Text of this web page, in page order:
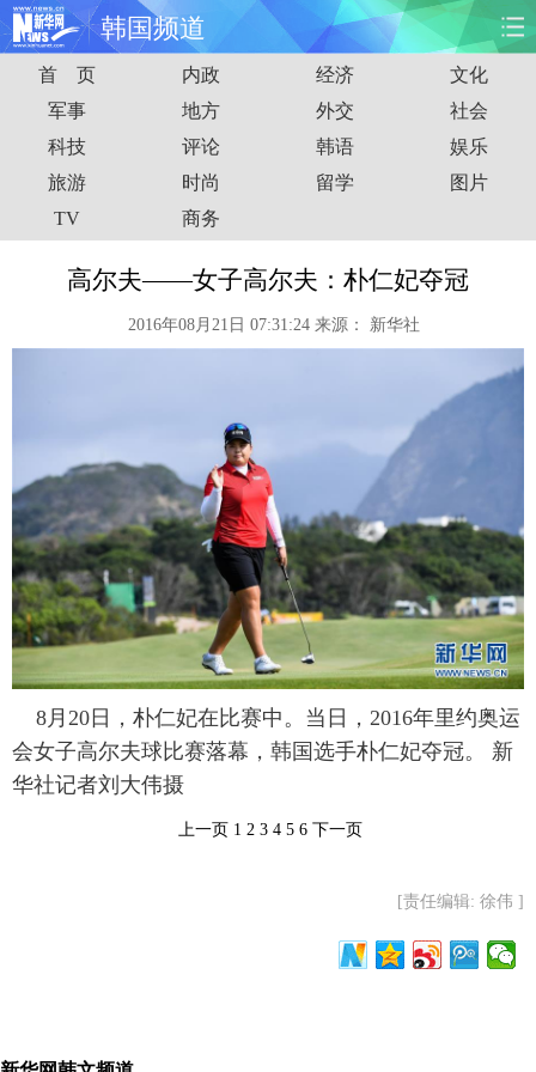
韩国频道
首页 时政 国际 财经
娱乐 体育 人事 教育
时尚 思客
港澳 台湾 华人 汽车
能源 房产
食品
信息化
金融 公益 军事 无人机
富媒体 摄影 新华广播
新华电视中文 新华电视英文 返回PC
首 页 内政 经济
文化
军事
地方 外交
社会
科技
评论 韩语
娱乐
旅游
时尚 留学
图片
TV
商务
高尔夫——女子高尔夫：朴仁妃夺冠
2016年08月21日 07:31:24 来源： 新华社
8月20日，朴仁妃在比赛中。当日，2016年里约奥运
会女子高尔夫球比赛落幕，韩国选手朴仁妃夺冠。 新
华社记者刘大伟摄
上一页 1 2 3 4 5 6 下一页
[责任编辑: 徐伟 ]